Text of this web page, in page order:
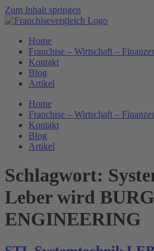
Zum Inhalt springen
Home
Franchise – Wirtschaft –
Kontakt
Blog
Artikel
Home
Franchise – Wirtschaft –
Kontakt
Blog
Artikel
Schlagwort:
Leber wird
ENGINEERING